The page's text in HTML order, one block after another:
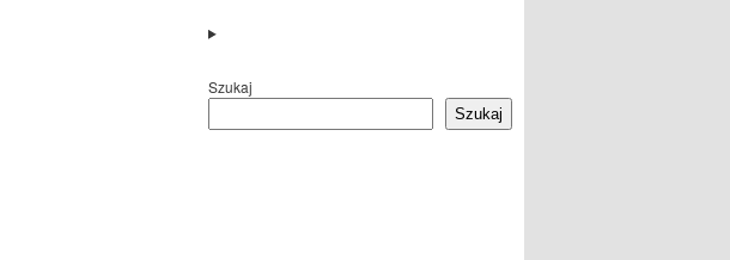
Szukaj
Szukaj